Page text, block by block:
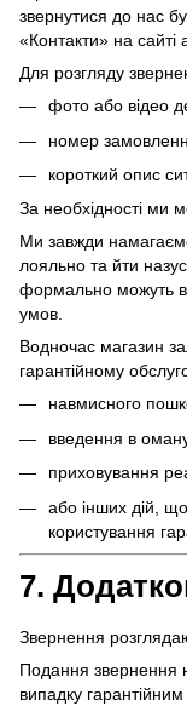
звернутися до нас
«Контакти» на
Для розгляду
фото або відео
номер
короткий опис
За необхідності ми
Ми завжди
лояльно та йти
формально можуть
умов.
Водночас магазин
гарантійному
навмисного
введення в
приховування
або інших дій,
користування
7.
Звернення
Подання звернення
випадку